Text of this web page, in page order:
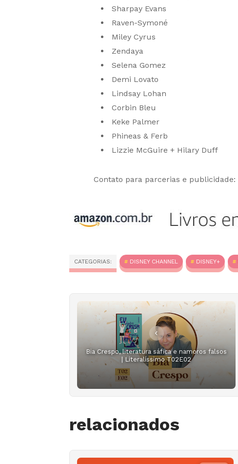
Sharpay Evans
Raven-Symoné
Miley Cyrus
Zendaya
Selena Gomez
Demi Lovato
Lindsay Lohan
Corbin Bleu
Keke Palmer
Phineas & Ferb
Lizzie McGuire + Hilary Duff
Contato para parcerias e publicidade:
CATEGORIAS: DISNEY CHANNEL DISNEY+
Bia Crespo, literatura sáfica e namoros falsos
| Literalíssimo T02E02
relacionados